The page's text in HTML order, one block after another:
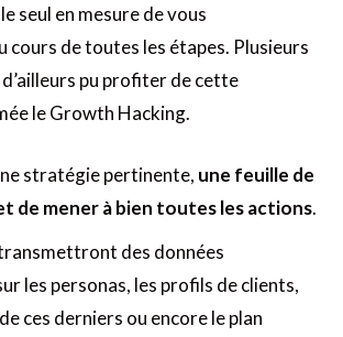
seul en mesure de vous
cours de toutes les étapes. Plusieurs
pu profiter de cette
le Growth Hacking.
stratégie pertinente, une feuille de
de mener à bien toutes les actions.
des données
les personas, les profils de clients,
ces derniers ou encore le plan